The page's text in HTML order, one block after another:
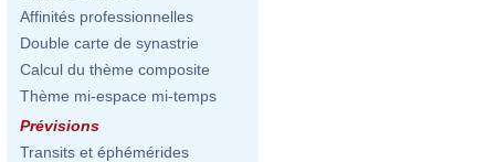
Affinités professionnelles
Double carte de synastrie
Calcul du thème composite
Thème mi-espace mi-temps
Prévisions
Transits et éphémérides